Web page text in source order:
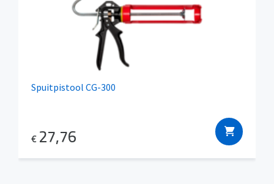
Spuitpistool CG-300
€ 27,76